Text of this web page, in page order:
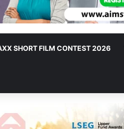
SHORT FILM CONTEST 2026